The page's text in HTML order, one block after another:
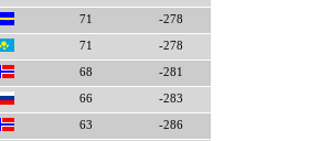
71 -278
71 -278
68 -281
66 -283
63 -286